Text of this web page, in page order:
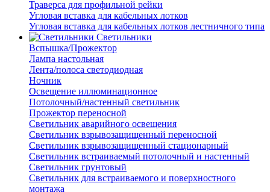
Траверса для профильной рейки
Угловая вставка для кабельных лотков
Угловая вставка для кабельных лотков лестничного типа
Светильники
Вспышка/Прожектор
Лампа настольная
Лента/полоса светодиодная
Ночник
Освещение иллюминационное
Потолочный/настенный светильник
Прожектор переносной
Светильник аварийного освещения
Светильник взрывозащищенный переносной
Светильник взрывозащищенный стационарный
Светильник встраиваемый потолочный и настенный
Светильник грунтовый
Светильник для встраиваемого и поверхностного
монтажа